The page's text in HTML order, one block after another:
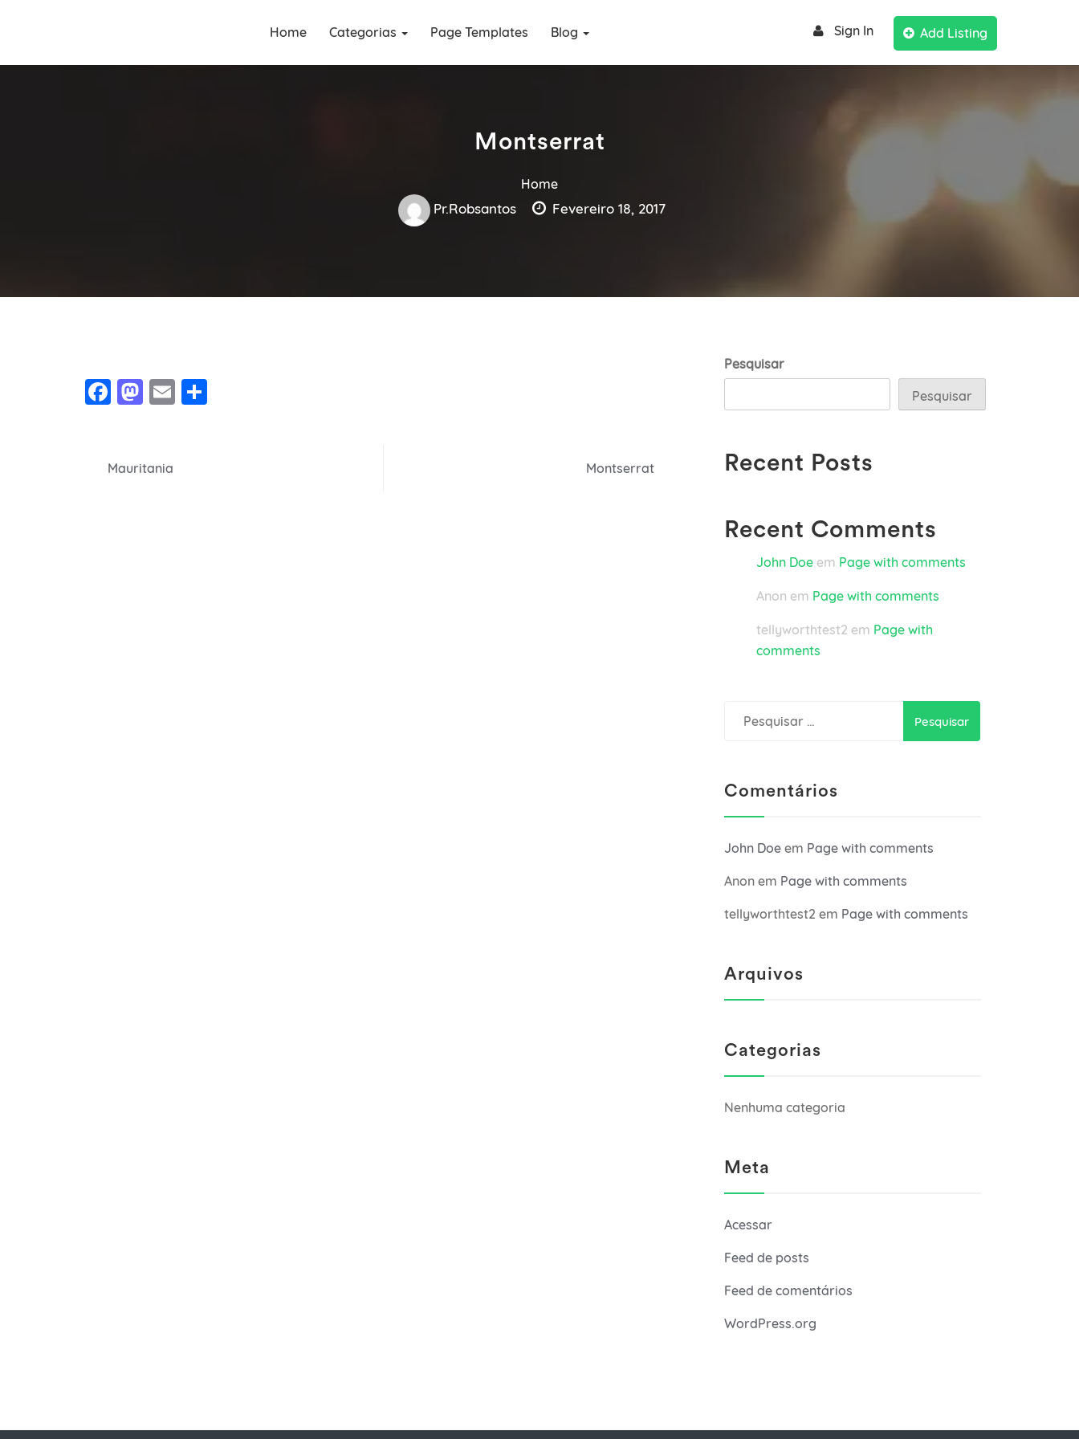
busca serviços e profissionais
Home Categorias Page Templates Blog Sign In Add Listing
Montserrat
Home
Pr.robsantos Fevereiro 18, 2017
Facebook
Mastodon
Email
Navegação
Mauritania Montserrat
Pesquisar
Pesquisar
Recent Posts
Recent Comments
John Doe em Page with comments
Anon em Page with comments
tellyworthtest2 em Page with
comments
por:
Comentários
John Doe em Page with comments
Anon em Page with comments
tellyworthtest2 em Page with comments
Arquivos
Categorias
Nenhuma categoria
Meta
Acessar
Feed de posts
Feed de comentários
WordPress.org